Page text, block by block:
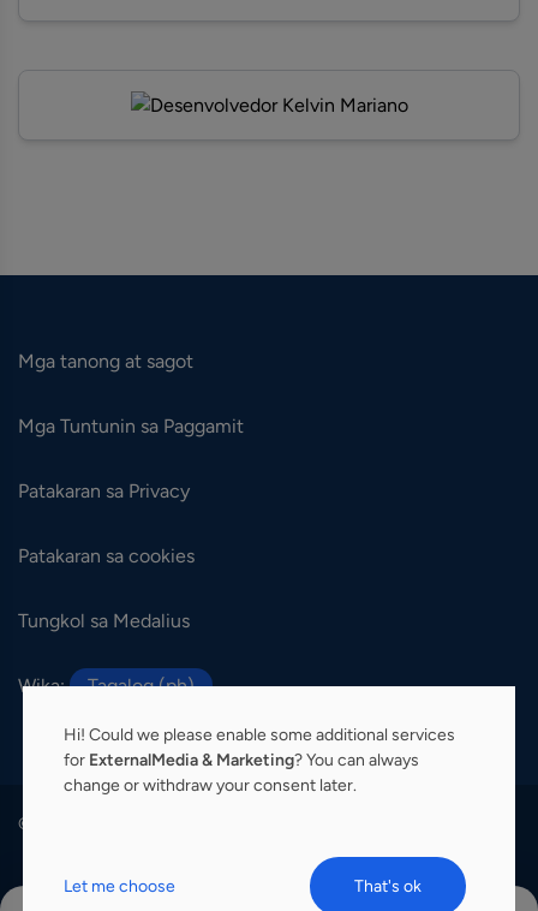
Mga tanong at sagot
Mga Tuntunin sa Paggamit
Patakaran sa Privacy
Patakaran sa cookies
Tungkol sa Medalius
Wika: Tagalog (ph)
© 2026 Medalius. Lahat ng karapatan ay nakalaan.
Hi! Could we please enable some additional services
for ExternalMedia & Marketing? You can always
change or withdraw your consent later.
Let me choose That's ok